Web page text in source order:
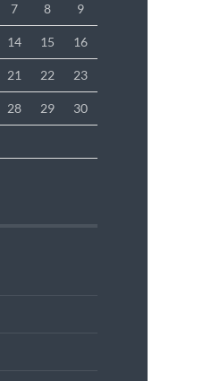
7 8 9
14 15 16
21 22 23
28 29 30